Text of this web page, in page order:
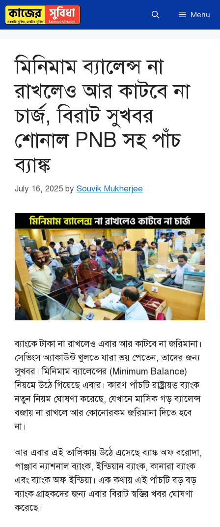
Skip
content
Menu
মিনিমাম ব্যালেন্স না
রাখলেও আর কাটবে না
চার্জ, বিরাট সুখবর
শোনাল PNB সহ পাঁচ
ব্যাঙ্ক
July 16, 2025 by Souvik Mukherjee
ব্যাংকে টাকা না রাখলেও এবার আর কাটবে না জরিমানা।
সেভিংস অ্যাকাউন্ট খুলতে যারা ভয় পেতেন, তাদের জন্য
সুখবর। মিনিমাম ব্যালেন্সের (Minimum Balance)
নিয়মে উঠে গিয়েছে এবার। কারণ পাঁচটি রাষ্ট্রায়ত্ত ব্যাংক
নতুন নিয়ম ঘোষণা করেছে, যেখানে মাসিক গড় ব্যালেন্স
বজায় না রাখলে আর কোনোরকম জরিমানা দিতে হবে
না।
আর এবার এই তালিকায় উঠে এসেছে ব্যাঙ্ক অফ বরোদা,
পাঞ্জাব ন্যাশনাল ব্যাংক, ইন্ডিয়ান ব্যাংক, কানারা ব্যাংক
এবং ব্যাংক অফ ইন্ডিয়া। এক কথায় এই পাঁচটি বড় বড়
ব্যাংক গ্রাহকদের জন্য এবার বিরাট স্বস্তির খবর ঘোষণা
করেছে।